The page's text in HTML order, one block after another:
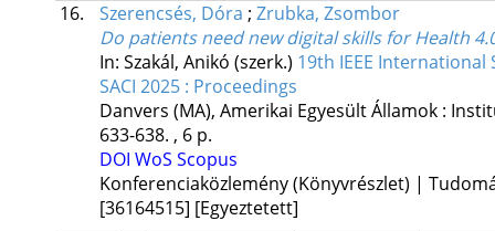
16.
Szerencsés, Dóra ; Zrubka, Zsombor
Do patients need new digital skills for Health
In: Szakál, Anikó (szerk.) 19th IEEE
SACI 2025 : Proceedings
Danvers (MA), Amerikai Egyesült Államok :
633-638. , 6 p.
DOI WoS Scopus
Konferenciaközlemény (Könyvrészlet) |
[36164515] [Egyeztetett]